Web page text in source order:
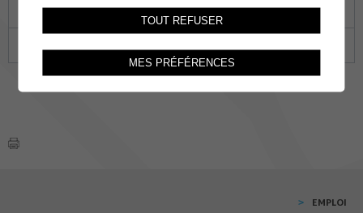
20 21 22 23 24
EMPLOI
TOUT REFUSER
MES PRÉFÉRENCES